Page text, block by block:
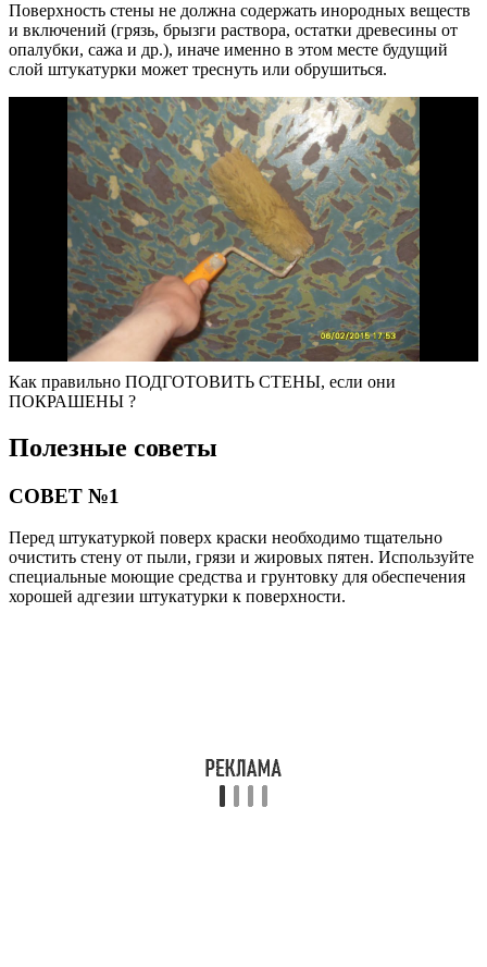
Поверхность стены не должна содержать инородных веществ
и включений (грязь, брызги раствора, остатки древесины от
опалубки, сажа и др.), иначе именно в этом месте будущий
слой штукатурки может треснуть или обрушиться.
Как правильно ПОДГОТОВИТЬ СТЕНЫ, если они
ПОКРАШЕНЫ ?
Полезные советы
СОВЕТ №1
Перед штукатуркой поверх краски необходимо тщательно
очистить стену от пыли, грязи и жировых пятен. Используйте
специальные моющие средства и грунтовку для обеспечения
хорошей адгезии штукатурки к поверхности.